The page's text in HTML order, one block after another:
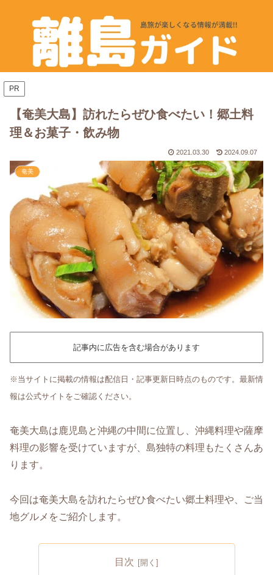
PR
【奄美大島】訪れたらぜひ食べたい！郷土料
理＆お菓子・飲み物
2021.03.30 2024.09.07
奄美
記事内に広告を含む場合があります
※当サイトに掲載の情報は配信日・記事更新日時点のものです。最新情
報は公式サイトをご確認ください。
奄美大島は鹿児島と沖縄の中間に位置し、沖縄料理や薩摩
料理の影響を受けていますが、島独特の料理もたくさんあ
ります。
今回は奄美大島を訪れたらぜひ食べたい郷土料理や、ご当
地グルメをご紹介します。
目次